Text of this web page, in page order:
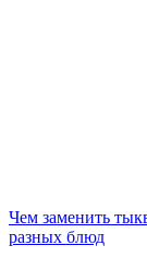
Чем заменить
разных блюд